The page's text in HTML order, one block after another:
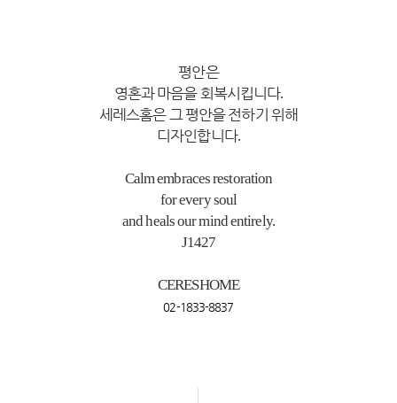
평안은
영혼과마음을회복시킵니다.
세레스홈은그 평안을전하기 위해
디자인합니다.
Calm embraces restoration
for every soul
and heals our mind entirely.
J1427
CERESHOME
02-1833-8837